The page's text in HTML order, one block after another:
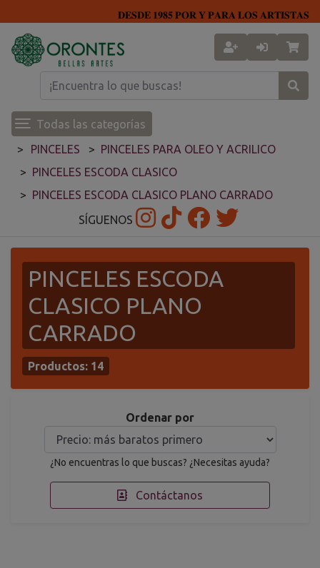
𝐃𝐄𝐒𝐃𝐄 𝟏𝟗𝟖𝟓 𝐏𝐎𝐑 𝐘 𝐏𝐀𝐑𝐀 𝐋𝐎𝐒 𝐀𝐑𝐓𝐈𝐒𝐓𝐀𝐒
Todas las categorías
PINCELES
PINCELES PARA OLEO Y ACRILICO
PINCELES ESCODA CLASICO
PINCELES ESCODA CLASICO PLANO CARRADO
SÍGUENOS
PINCELES ESCODA
CLASICO PLANO
CARRADO
Productos: 14
Ordenar por
¿No encuentras lo que buscas? ¿Necesitas ayuda?
Contáctanos